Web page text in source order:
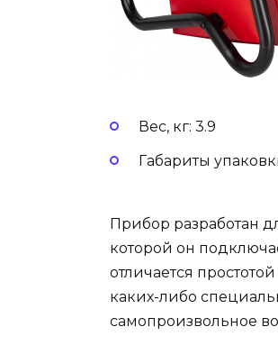
Вес, кг: 3.9
Габариты
Прибор разработан
которой он
отличается
каких-либо
самопроизвольное